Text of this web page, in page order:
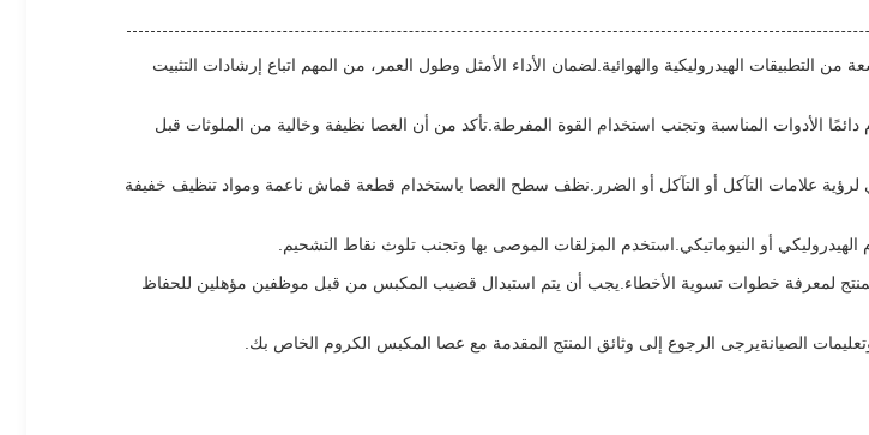
الهيدروليكية والهوائية.لضمان الأداء الأمثل وطول العمر، من المهم اتباع إرشادات التثبيت
الأدوات المناسبة وتجنب استخدام القوة المفرطة.تأكد من أن العصا نظيفة وخالية من الملوثات قبل
علامات التآكل أو التآكل أو الضرر.نظف سطح العصا باستخدام قطعة قماش ناعمة ومواد تنظيف خفيفة
أو النيوماتيكي.استخدم المزلقات الموصى بها وتجنب تلوث نقاط التشحيم.
لمعرفة خطوات تسوية الأخطاء.يجب أن يتم استبدال قضيب المكبس من قبل موظفين مؤهلين للحفاظ
وتعليمات الصيانةيرجى الرجوع إلى وثائق المنتج المقدمة مع عصا المكبس الكروم الخاص بك.